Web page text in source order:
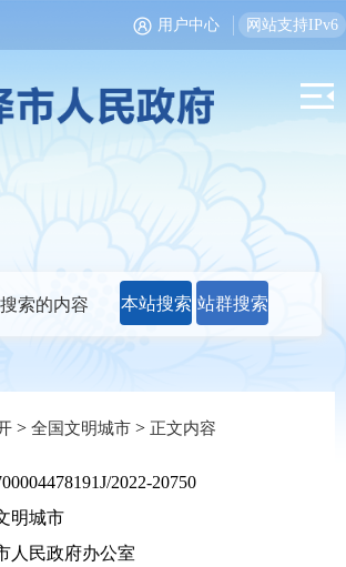
用户中心 网站支持IPv6
本站搜索 站群搜索
> 全国文明城市 > 正文内容
2022-20750
明城市
人民政府办公室